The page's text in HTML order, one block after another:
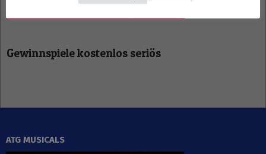
Gewinnspiele kostenlos seriös
ATG MUSICALS